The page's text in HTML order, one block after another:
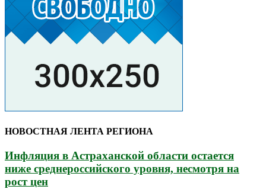
НОВОСТНАЯ ЛЕНТА РЕГИОНА
Инфляция в Астраханской области остается
ниже среднероссийского уровня, несмотря на
рост цен